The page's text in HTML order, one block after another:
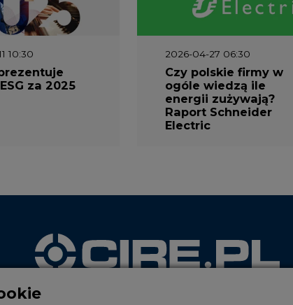
10:30
za 2025
2026-04-27 06:30
Czy polskie firmy w
ogóle wiedzą ile
energii zużywają?
Raport Schneider
Electric